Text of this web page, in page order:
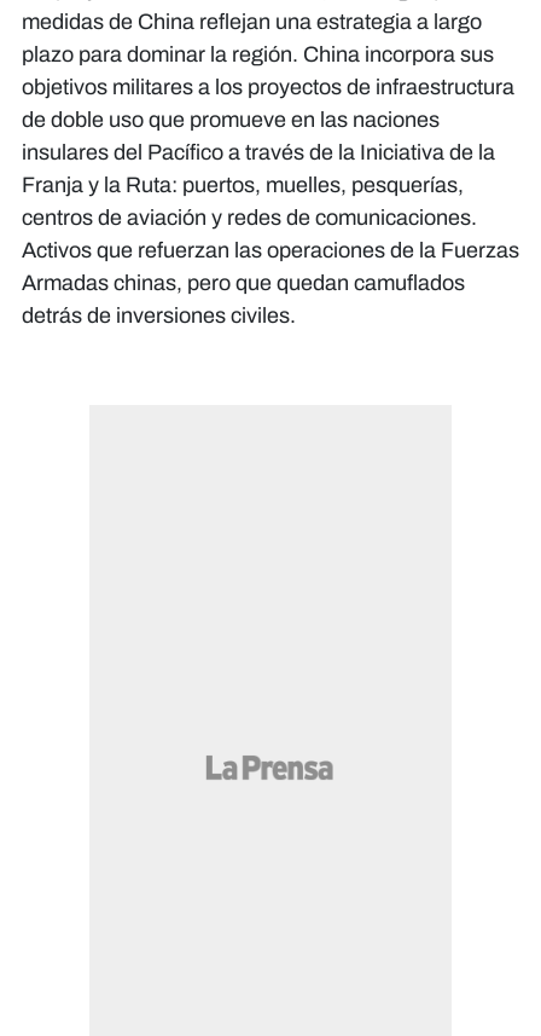
medidas de China reflejan una estrategia a largo
plazo para dominar la región. China incorpora sus
objetivos militares a los proyectos de infraestructura
de doble uso que promueve en las naciones
insulares del Pacífico a través de la Iniciativa de la
Franja y la Ruta: puertos, muelles, pesquerías,
centros de aviación y redes de comunicaciones.
Activos que refuerzan las operaciones de la Fuerzas
Armadas chinas, pero que quedan camuflados
detrás de inversiones civiles.